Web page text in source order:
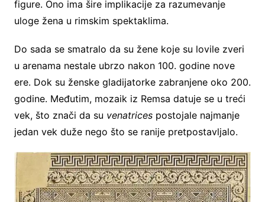
figure. Ono ima šire implikacije za razumevanje
uloge žena u rimskim spektaklima.
Do sada se smatralo da su žene koje su lovile zveri
u arenama nestale ubrzo nakon 100. godine nove
ere. Dok su ženske gladijatorke zabranjene oko 200.
godine. Međutim, mozaik iz Remsa datuje se u treći
vek, što znači da su venatricespostojale najmanje
jedan vek duže nego što se ranije pretpostavljalo.